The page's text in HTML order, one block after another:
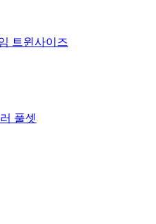
트윈사이즈
풀셋